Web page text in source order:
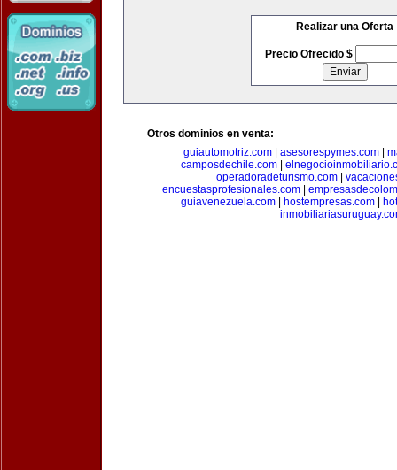
Realizar una Oferta
Precio Ofrecido $
Otros dominios en venta:
guiautomotriz.com
asesorespymes.com
camposdechile.com
operadoradeturismo.com
encuestasprofesionales.com|
guiavenezuela.com| hostempresas.com|